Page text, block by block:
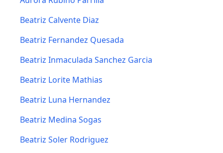
Beatriz Calvente Diaz
Beatriz Fernandez Quesada
Beatriz Inmaculada Sanchez Garcia
Beatriz Lorite Mathias
Beatriz Luna Hernandez
Beatriz Medina Sogas
Beatriz Soler Rodriguez